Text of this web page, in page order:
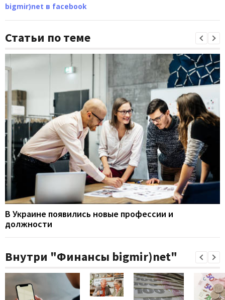
bigmir)net в facebook
Статьи по теме
В Украине появились новые профессии и
должности
Внутри "Финансы bigmir)net"